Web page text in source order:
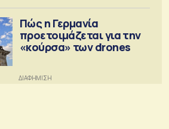
Πώς η Γερμανία
προετοιμάζεται για την
«κούρσα» των drones